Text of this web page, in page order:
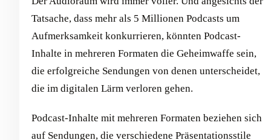
Tatsache, dass mehr als 5 Millionen Podcasts um
Aufmerksamkeit konkurrieren, könnten Podcast-
Inhalte in mehreren Formaten die Geheimwaffe sein,
die erfolgreiche Sendungen von denen unterscheidet,
die im digitalen Lärm verloren gehen.
Podcast-Inhalte mit mehreren Formaten beziehen sich
auf Sendungen, die verschiedene Präsentationsstile